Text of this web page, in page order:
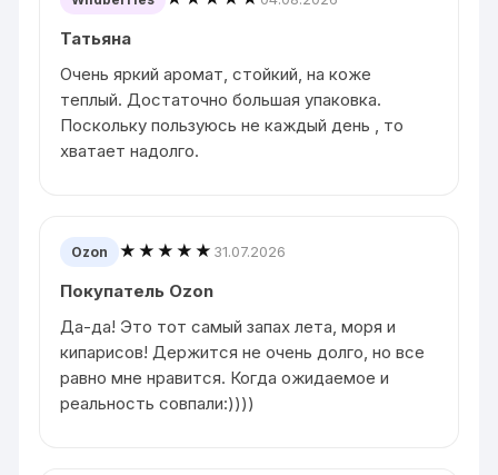
Татьяна
Очень яркий аромат, стойкий, на коже
теплый. Достаточно большая упаковка.
Поскольку пользуюсь не каждый день , то
хватает надолго.
Ozon ★★★★★ 31.07.2026
Покупатель Ozon
Да-да! Это тот самый запах лета, моря и
кипарисов! Держится не очень долго, но все
равно мне нравится. Когда ожидаемое и
реальность совпали:))))